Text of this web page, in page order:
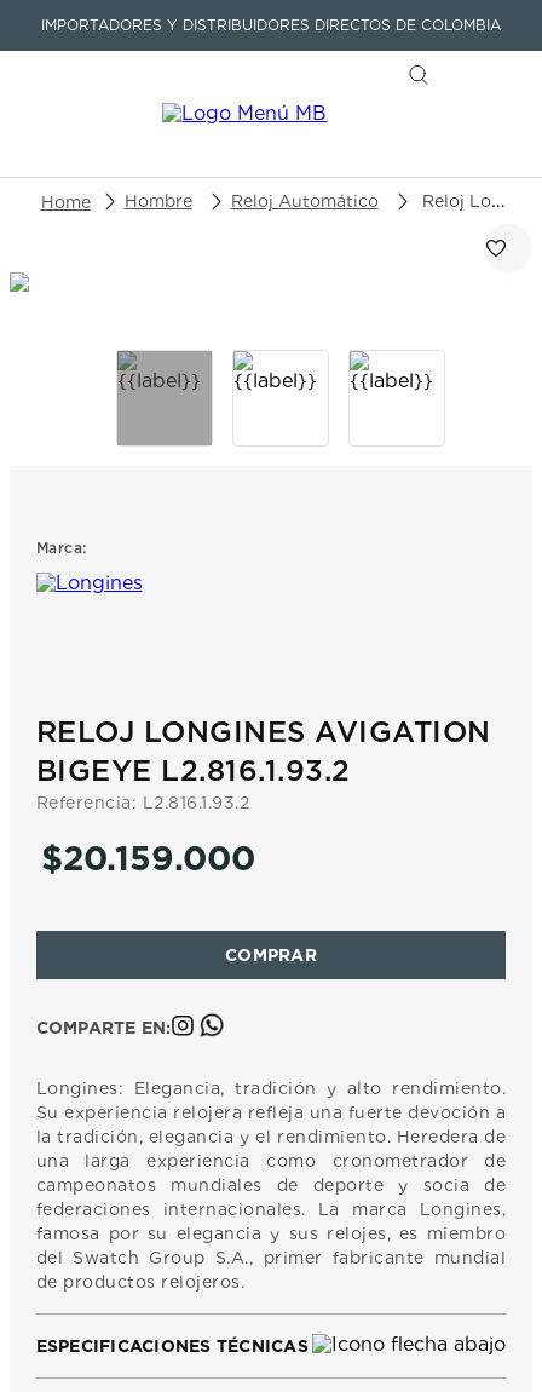
IMPORTADORES Y DISTRIBUIDORES DIRECTOS DE COLOMBIA
Buscar un producto o artículo
Hombre Reloj Automático Reloj Longines Avigation BigEye L2.816.1.93.2
Marca:
RELOJ LONGINES AVIGATION
BIGEYE L2.816.1.93.2
Referencia: L2.816.1.93.2
$20.159.000
COMPARTE EN:
Longines: Elegancia, tradición y alto rendimiento.
Su experiencia relojera refleja una fuerte devoción a
la tradición, elegancia y el rendimiento. Heredera de
una larga experiencia como cronometrador de
campeonatos mundiales de deporte y socia de
federaciones internacionales. La marca Longines,
famosa por su elegancia y sus relojes, es miembro
del Swatch Group S.A., primer fabricante mundial
de productos relojeros.
ESPECIFICACIONES TÉCNICAS
TÉRMINOS MÁS BUSCADOS
3.
tissot